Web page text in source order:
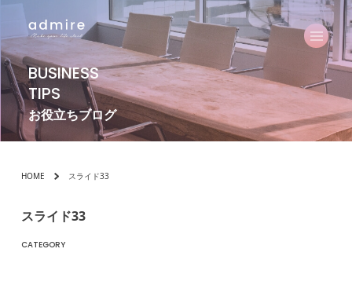
BUSINESS
TIPS
お役立ちブログ
HOME スライド33
スライド33
CATEGORY